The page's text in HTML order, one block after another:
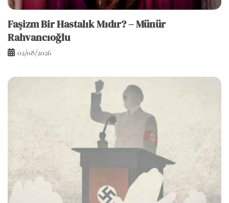
Faşizm Bir Hastalık Mıdır? – Münür
Rahvancıoğlu
02/08/2026